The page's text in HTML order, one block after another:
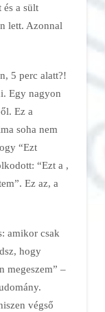
a sült
lett. Azonnal
5 perc alatt?!
Egy nagyon
Ez a
soha nem
“Ezt
“Ezt a ,
Ez az, a
amikor csak
hogy
megeszem” –
végső